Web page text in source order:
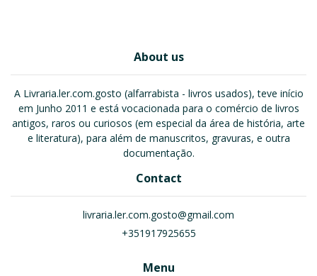
About us
A Livraria.ler.com.gosto (alfarrabista - livros usados), teve início
em Junho 2011 e está vocacionada para o comércio de livros
antigos, raros ou curiosos (em especial da área de história, arte
e literatura), para além de manuscritos, gravuras, e outra
documentação.
Contact
livraria.ler.com.gosto@gmail.com
+351917925655
Menu